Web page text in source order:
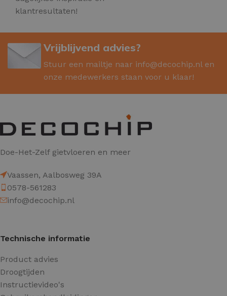
klantresultaten!
Vrijblijvend advies?
Stuur een mailtje naar info@decochip.nl en
onze medewerkers staan voor u klaar!
Doe-Het-Zelf gietvloeren en meer
Vaassen, Aalbosweg 39A
0578-561283
info@decochip.nl
Technische informatie
Product advies
Droogtijden
Instructievideo's